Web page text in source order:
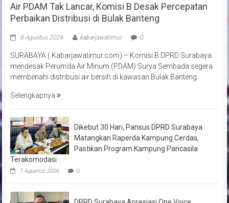
Air PDAM Tak Lancar, Komisi B Desak Percepatan
Perbaikan Distribusi di Bulak Banteng
8 Agustus 2026 kabarjawatimur 0
SURABAYA ( Kabarjawatimur.com) – Komisi B DPRD Surabaya
mendesak Perumda Air Minum (PDAM) Surya Sembada segera
membenahi distribusi air bersih di kawasan Bulak Banteng.
Selengkapnya
Dikebut 30 Hari, Pansus DPRD Surabaya
Matangkan Raperda Kampung Cerdas,
Pastikan Program Kampung Pancasila
Terakomodasi
7 Agustus 2026 0